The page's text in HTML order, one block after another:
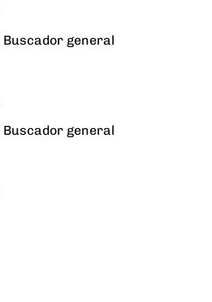
Buscador general
Buscador general